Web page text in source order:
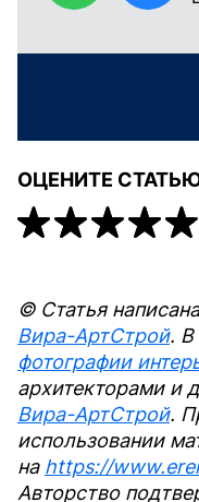
ОЦЕНИТЕ
© Статья
Вира-АртСтрой. В
фотографии
архитекторами и
Вира-АртСтрой.
использовании
на https://
Авторство